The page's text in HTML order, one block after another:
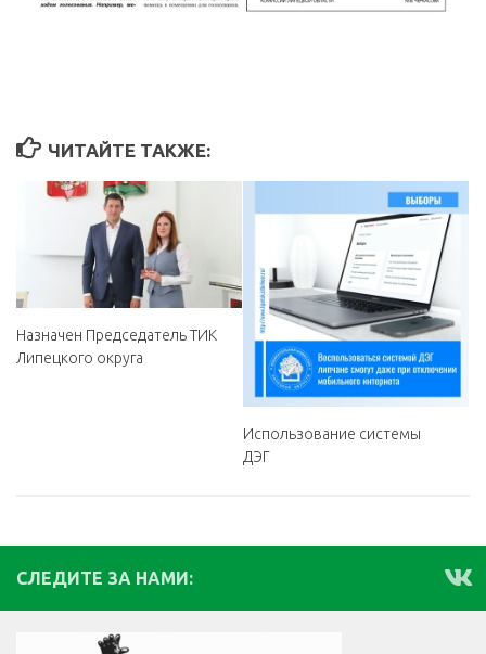
ЧИТАЙТЕ ТАКЖЕ:
Назначен Председатель ТИК
Липецкого округа
Использование системы
ДЭГ
СЛЕДИТЕ ЗА НАМИ: